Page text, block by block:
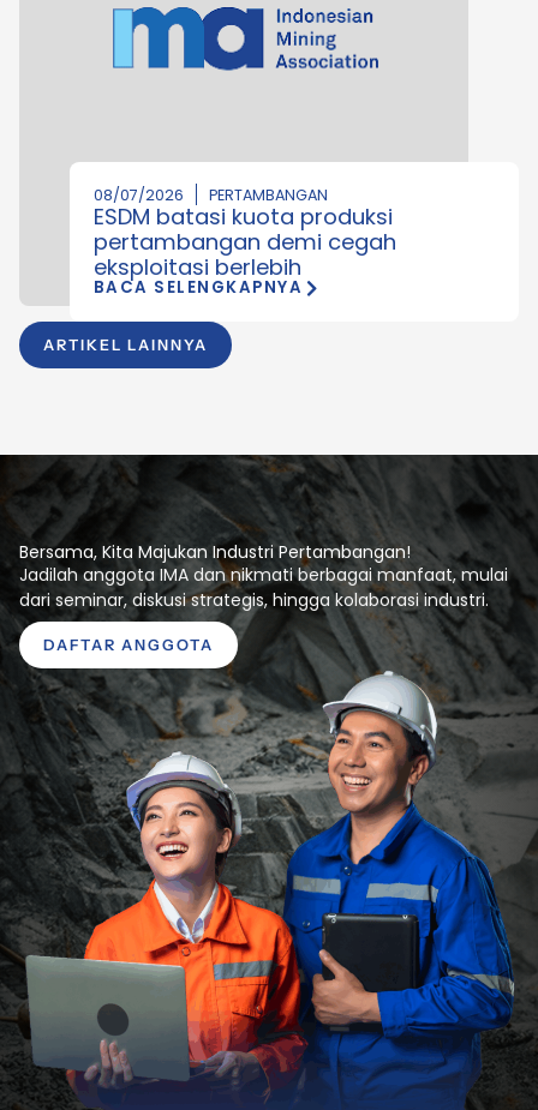
ARTIKEL LAINNYA
08/07/2026 PERTAMBANGAN
ESDM batasi kuota produksi
pertambangan demi cegah
eksploitasi berlebih
BACA SELENGKAPNYA
Bersama, Kita Majukan Industri Pertambangan!
Jadilah anggota IMA dan nikmati berbagai manfaat, mulai
dari seminar, diskusi strategis, hingga kolaborasi industri.
DAFTAR ANGGOTA